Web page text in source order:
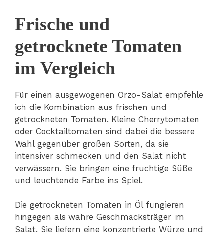
Frische und
getrocknete Tomaten
im Vergleich
Für einen ausgewogenen Orzo-Salat empfehle
ich die Kombination aus frischen und
getrockneten Tomaten. Kleine Cherrytomaten
oder Cocktailtomaten sind dabei die bessere
Wahl gegenüber großen Sorten, da sie
intensiver schmecken und den Salat nicht
verwässern. Sie bringen eine fruchtige Süße
und leuchtende Farbe ins Spiel.
Die getrockneten Tomaten in Öl fungieren
hingegen als wahre Geschmacksträger im
Salat. Sie liefern eine konzentrierte Würze und